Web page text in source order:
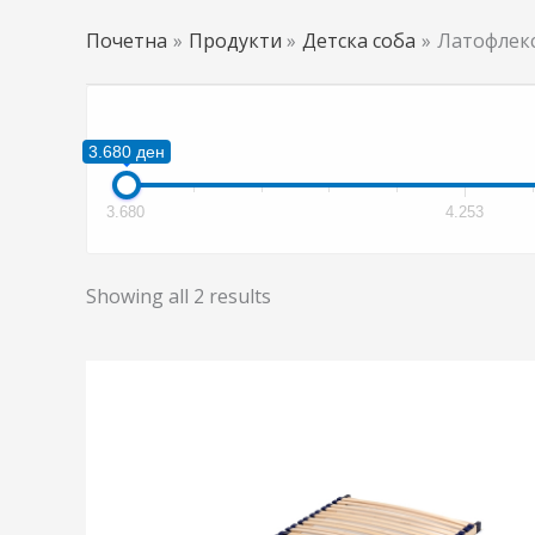
Почетна Продукти Детска соба
3.680 ден
3.680 4.253
Showing all 2 results
variants.